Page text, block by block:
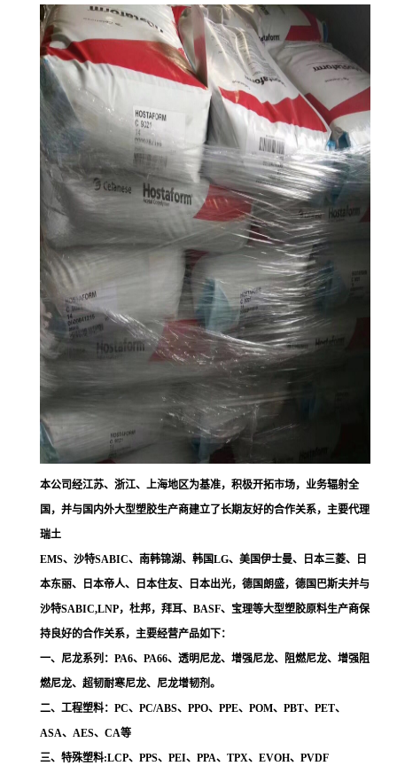
本公司经江苏、浙江、上海地区为基准，积极开拓市场，业务辐射全
国，并与国内外大型塑胶生产商建立了长期友好的合作关系，主要代理
瑞土
EMS、沙特SABIC、南韩锦湖、韩国LG、美国伊士曼、日本三菱、日
本东丽、日本帝人、日本住友、日本出光，德国朗盛，德国巴斯夫并与
沙特SABIC,LNP，杜邦，拜耳、BASF、宝理等大型塑胶原料生产商保
持良好的合作关系，主要经营产品如下：
一、尼龙系列：PA6、PA66、透明尼龙、增强尼龙、阻燃尼龙、增强阻
燃尼龙、超韧耐寒尼龙、尼龙增韧剂。
二、工程塑料：PC、PC/ABS、PPO、PPE、POM、PBT、PET、
ASA、AES、CA等
三、特殊塑料:LCP、PPS、PEI、PPA、TPX、EVOH、PVDF